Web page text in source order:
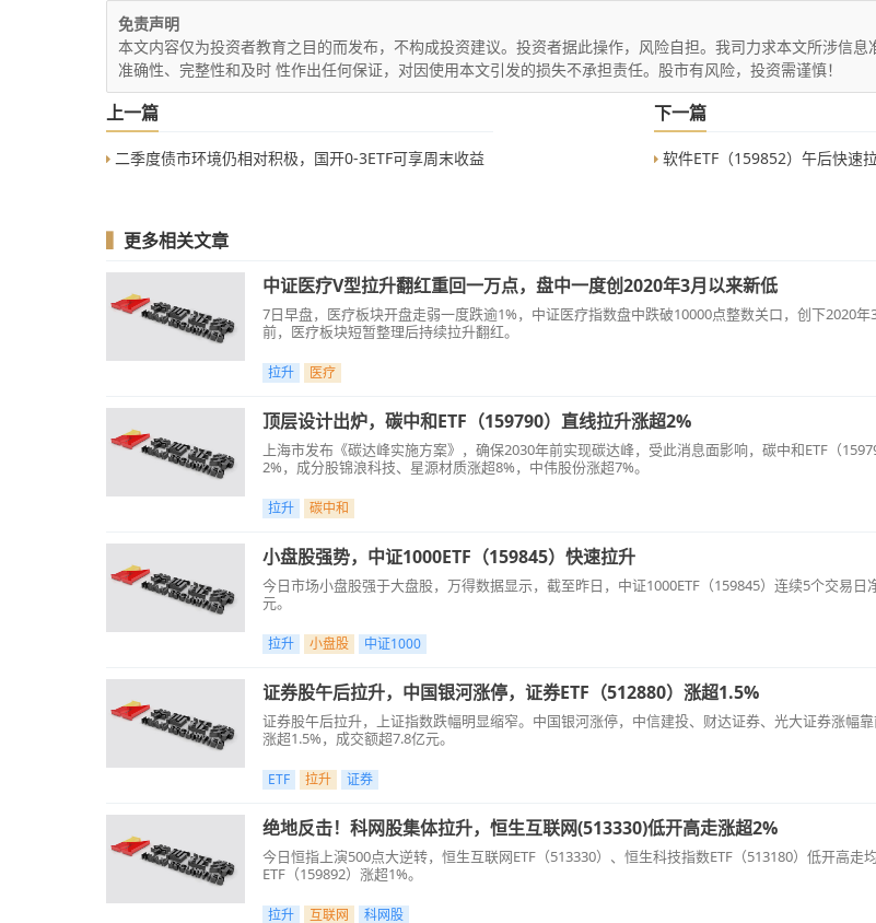
免责声明
本文内容仅为投资者教育之目的而发布，不构成投资建议。投资者据此操作，风险自担。我司力求本文所涉信息
准确性、完整性和及时 性作出任何保证，对因使用本文引发的损失不承担责任。股市有风险，投资需谨慎！
上一篇
二季度债市环境仍相对积极，国开0-3ETF可享周末收益
下一篇
软件ETF（159852）午后快速
更多相关文章
中证医疗V型拉升翻红重回一万点，盘中一度创2020年3月以来新低
7日早盘，医疗板块开盘走弱一度跌逾1%，中证医疗指数盘中跌破10000点整数关口，创下2020年
前，医疗板块短暂整理后持续拉升翻红。
拉升 医疗
顶层设计出炉，碳中和ETF（159790）直线拉升涨超2%
上海市发布《碳达峰实施方案》，确保2030年前实现碳达峰，受此消息面影响，碳中和ETF（
2%，成分股锦浪科技、星源材质涨超8%，中伟股份涨超7%。
拉升 碳中和
小盘股强势，中证1000ETF（159845）快速拉升
今日市场小盘股强于大盘股，万得数据显示，截至昨日，中证1000ETF（159845）连续5个交易日
元。
拉升 小盘股 中证1000
证券股午后拉升，中国银河涨停，证券ETF（512880）涨超1.5%
证券股午后拉升，上证指数跌幅明显缩窄。中国银河涨停，中信建投、财达证券、光大证券涨幅靠
涨超1.5%，成交额超7.8亿元。
ETF 拉升 证券
绝地反击！科网股集体拉升，恒生互联网(513330)低开高走涨超2%
今日恒指上演500点大逆转，恒生互联网ETF（513330）、恒生科技指数ETF（513180）低开高走
ETF（159892）涨超1%。
拉升 互联网 科网股